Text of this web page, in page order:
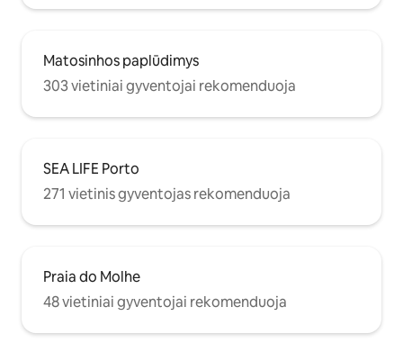
Matosinhos paplūdimys
303 vietiniai gyventojai rekomenduoja
SEA LIFE Porto
271 vietinis gyventojas rekomenduoja
Praia do Molhe
48 vietiniai gyventojai rekomenduoja